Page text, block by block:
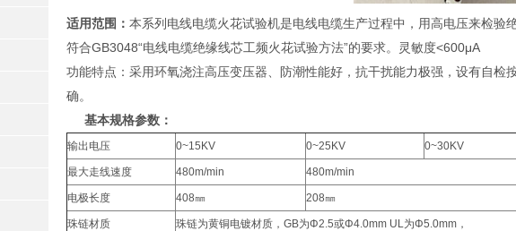
适用范围： 本系列电线电缆火花试验机是电线电缆生产过程中，用高电压来检验
符合GB3048“电线电缆绝缘线芯工频火花试验方法”的要求。灵敏度<600μA
功能特点：采用环氧浇注高压变压器、防潮性能好，抗干扰能力极强，设有自
确。
基本规格参数：
输出电压 0~15KV 0~25KV 0~30KV
最大走线速度 480m/min 480m/min
电极长度 408㎜ 208㎜
珠链材质 珠链为黄铜电镀材质，GB为Φ2.5或Φ4.0mm UL为Φ5.0mm，